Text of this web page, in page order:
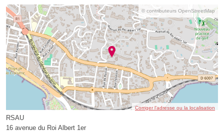
© contributeurs OpenStreetMap
Corriger l’adresse ou la localisation
RSAU
16 avenue du Roi Albert 1er